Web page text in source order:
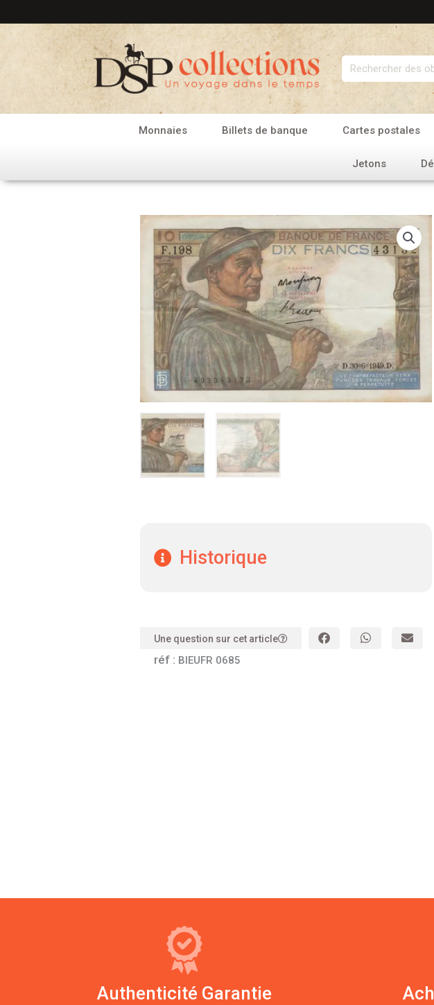
au
contenu
Rechercher
Monnaies Billets de banque Cartes postales
Jetons
Historique
Une question sur cet article
réf : BIEUFR 0685
Authenticité Garantie